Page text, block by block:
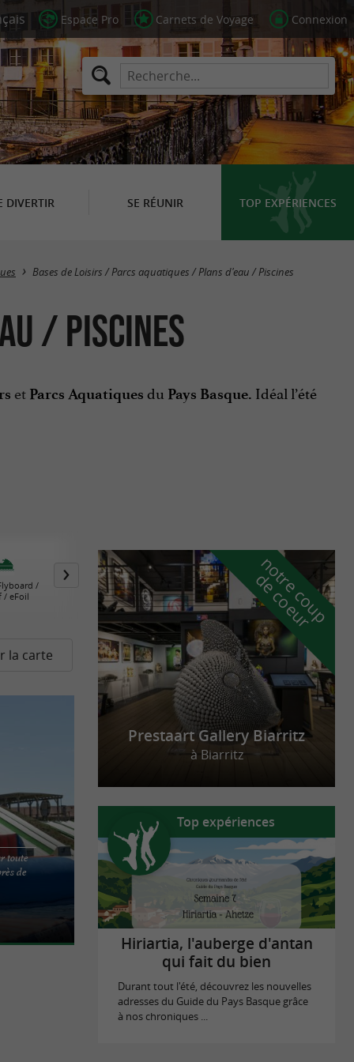
Espace Pro Carnets de Voyage Connexion
DIVERTIR SE RÉUNIR TOP EXPÉRIENCES
Masquer la carte
Bases de Loisirs / Parcs aquatiques / Plans d'eau / Piscines
/ Piscines
et Parcs Aquatiques du Pays Basque. Idéal l’été
/
/ eFoil
Plongée & Snorkelling
Ski Nautique /
Wakeboard / Bouées
Tractées
la carte
toute
de
est
en
n
o
t
r
e
c
o
u
p
d
e
c
o
e
u
r
Prestaart Gallery Biarritz
à Biarritz
Top expériences
Hiriartia, l'auberge d'antan
qui fait du bien
Durant tout l'été, découvrez les nouvelles
adresses du Guide du Pays Basque grâce
à nos chroniques ...